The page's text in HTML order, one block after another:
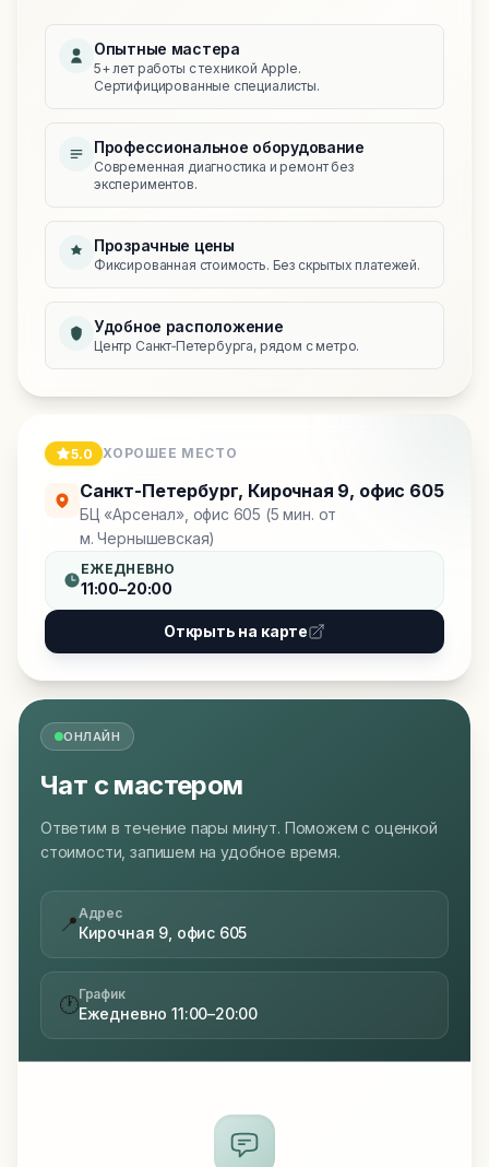
Опытные мастера
5+ лет работы с техникой Apple.
Сертифицированные специалисты.
Профессиональное оборудование
Современная диагностика и ремонт без
экспериментов.
Прозрачные цены
Фиксированная стоимость. Без скрытых платежей.
Удобное расположение
Центр Санкт‑Петербурга, рядом с метро.
5.0 ХОРОШЕЕ МЕСТО
Санкт-Петербург, Кирочная 9, офис 605
БЦ «Арсенал», офис 605 (5 мин. от
м. Чернышевская)
ЕЖЕДНЕВНО
11:00–20:00
Открыть на карте
ОНЛАЙН
Чат с мастером
Ответим в течение пары минут. Поможем с оценкой
стоимости, запишем на удобное время.
📍Адрес
Кирочная 9, офис 605
🕐График
Ежедневно 11:00–20:00